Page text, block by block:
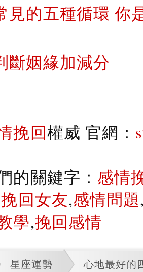
見的五種循環 你
斷姻緣加減分
挽回權威 官網：
的關鍵字： 感情
挽回女友,感情問題
學,挽回感情
星座運勢 心地最好的